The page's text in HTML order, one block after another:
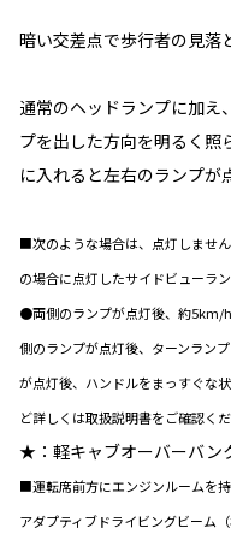
暗い交差点で歩行者の見落
通常のヘッドランプに加え
プを出した方向を明るく照
に入れると左右のランプが
■次のような場合は、点灯しま
の場合に点灯したサイドビュー
●両側のランプが点灯後、約
側のランプが点灯後、ターンラン
が点灯後、ハンドルをまっすぐ
ど詳しくは取扱説明書をご確認くだ
★：軽キャブオーバーバン
■運転席前方にエンジンルームを
アダプティブドライビングビーム